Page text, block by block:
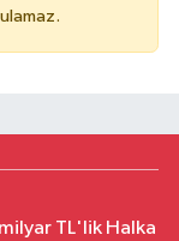
TL'lik Halka